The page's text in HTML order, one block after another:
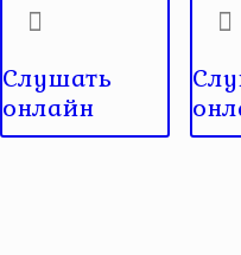
Слушать
онлайн